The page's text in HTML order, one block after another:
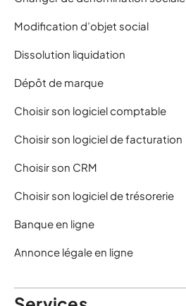
Modification d’objet social
Dissolution liquidation
Dépôt de marque
Choisir son logiciel comptable
Choisir son logiciel de facturation
Choisir son CRM
Choisir son logiciel de trésorerie
Banque en ligne
Annonce légale en ligne